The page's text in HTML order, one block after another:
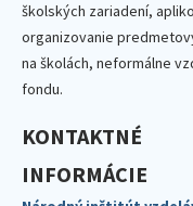
školských zariadení,
organizovanie
na školách, neformálne
fondu.
KONTAKTNÉ
INFORMÁCIE